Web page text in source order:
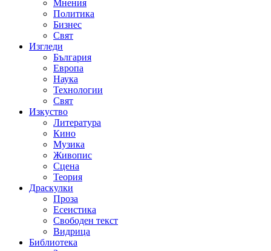
Мнения
Политика
Бизнес
Свят
Изгледи
България
Европа
Наука
Технологии
Свят
Изкуство
Литература
Кино
Музика
Живопис
Сцена
Теория
Драскулки
Проза
Есеистика
Свободен текст
Видрица
Библиотека